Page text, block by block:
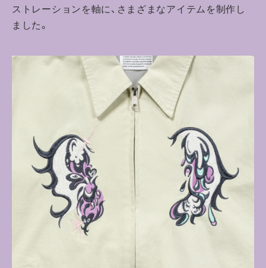
ストレーションを軸に、さまざまなアイテムを制作し
ました。